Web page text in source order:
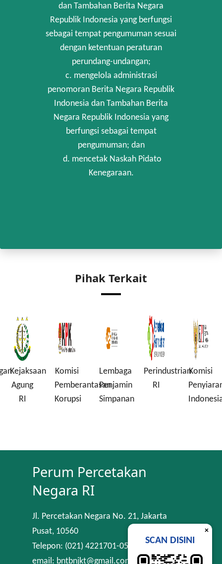
dan Tambahan Berita Negara
Republik Indonesia yang berfungsi
sebagai tempat pengumuman sesuai
dengan ketentuan peraturan
perundang-undangan;
c. mengelola administrasi
penomoran Berita Negara Republik
Indonesia dan Tambahan Berita
Negara Republik Indonesia yang
berfungsi sebagai tempat
pengumuman; dan
d. mencetak Naskah Pidato
Kenegaraan.
Pihak Terkait
Kejaksaan
Agung
RI
Komisi
Pemberantasan
Korupsi
Lembaga
Penjamin
Simpanan
Perindustrian
RI
Komisi
Perum Percetakan
Negara RI
Jl. Percetakan Negara No. 21, Jakarta
Pusat, 10560
Telepon: (021) 4221701-05
email: bntbnjkt@gmail.com
×
SCAN DISINI